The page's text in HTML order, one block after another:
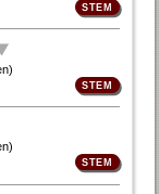
)
)